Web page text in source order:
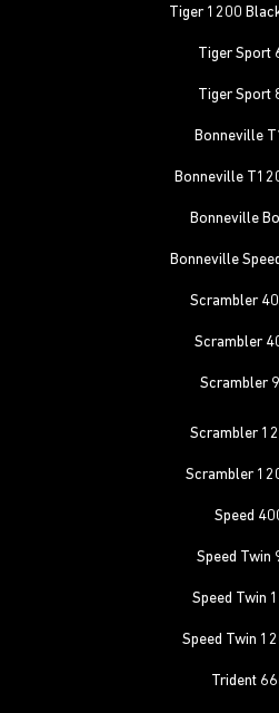
Tiger 1200
Tiger Sport
Tiger Sport
Bonneville
Bonneville
Bonneville
Bonneville
Scrambler
Scrambler
Scrambler
Scrambler
Scrambler
Speed
Speed Twin
Speed Twin
Speed Twin
Trident